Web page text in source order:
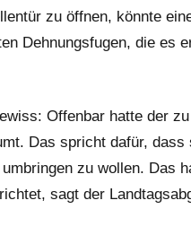
zu öffnen, könnte
Dehnungsfugen, die es
Offenbar hatte der
Das spricht dafür,
zu wollen. Das
sagt der